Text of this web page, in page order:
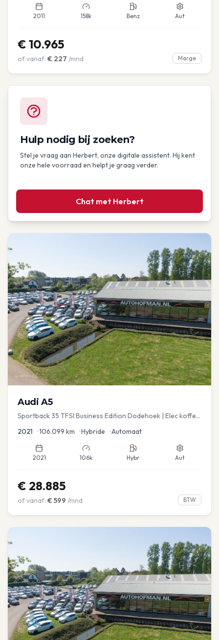
2011 158k Benz Aut
€ 10.965
of vanaf: € 227 /mnd Marge
Hulp nodig bij zoeken?
Stel je vraag aan Herbert, onze digitale assistent. Hij kent
onze hele voorraad en helpt je graag verder.
Chat met Herbert
Audi A5
Sportback 35 TFSI Business Edition Dodehoek | Elec koffer
2021 •106.099 km •Hybride •Automaat
2021 106k Hybr Aut
€ 28.885
of vanaf: € 599 /mnd BTW